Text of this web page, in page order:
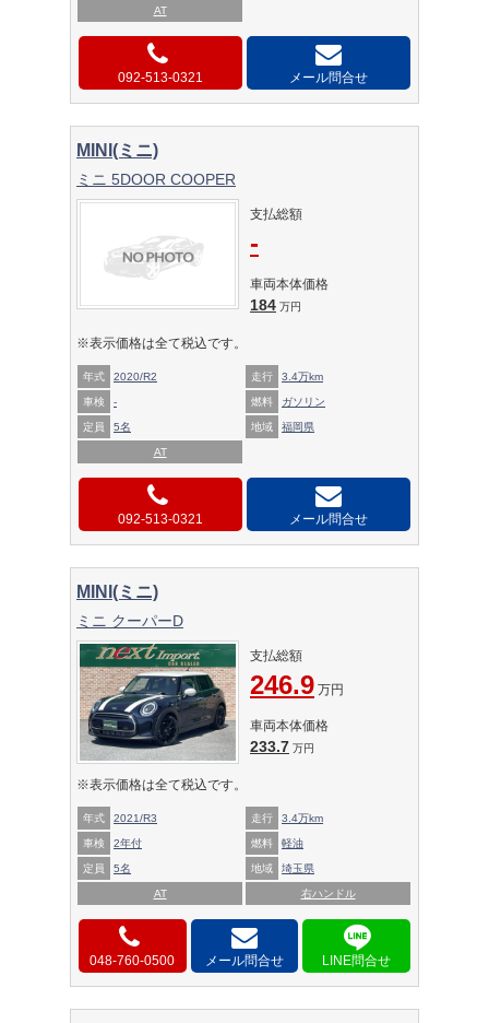
AT
092-513-0321 メール問合せ
MINI(ミニ)
ミニ 5DOOR COOPER
支払総額
-
車両本体価格
184 万円
※表示価格は全て税込です。
年式 2020/R2 走行 3.4万km
車検 - 燃料 ガソリン
定員 5名 地域 福岡県
AT
092-513-0321 メール問合せ
MINI(ミニ)
ミニ クーパーD
支払総額
246.9 万円
車両本体価格
233.7 万円
※表示価格は全て税込です。
年式 2021/R3 走行 3.4万km
車検 2年付 燃料 軽油
定員 5名 地域 埼玉県
AT 右ハンドル
048-760-0500 メール問合せ